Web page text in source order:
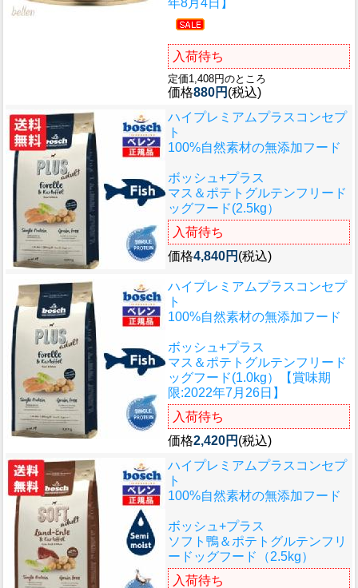
入荷待ち
定価1,408円のところ
価格880円 (税込)
ハイプレミアムプラスコンセプ
ト
100%自然素材の無添加フード
ボッシュ+プラス
マス＆ポテトグルテンフリード
ッグフード(2.5kg）
入荷待ち
価格4,840円 (税込)
ハイプレミアムプラスコンセプ
ト
100%自然素材の無添加フード
ボッシュ+プラス
マス＆ポテトグルテンフリード
ッグフード(1.0kg）【賞味期
限:2022年7月26日】
入荷待ち
価格2,420円 (税込)
ハイプレミアムプラスコンセプ
ト
100%自然素材の無添加フード
ボッシュ+プラス
ソフト鴨＆ポテトグルテンフリ
ードッグフード（2.5kg）
入荷待ち